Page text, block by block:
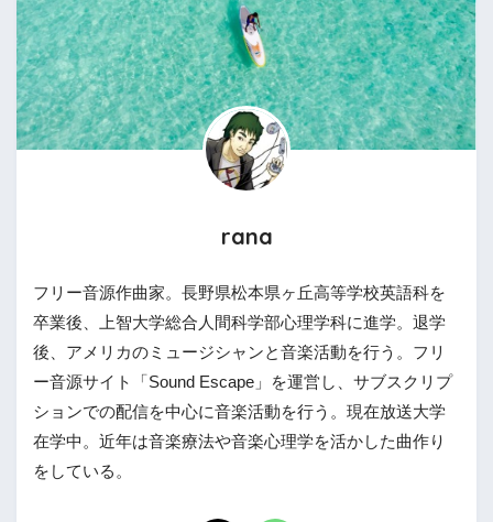
rana
フリー音源作曲家。長野県松本県ヶ丘高等学校英語科を
卒業後、上智大学総合人間科学部心理学科に進学。退学
後、アメリカのミュージシャンと音楽活動を行う。フリ
ー音源サイト「Sound Escape」を運営し、サブスクリプ
ションでの配信を中心に音楽活動を行う。現在放送大学
在学中。近年は音楽療法や音楽心理学を活かした曲作り
をしている。